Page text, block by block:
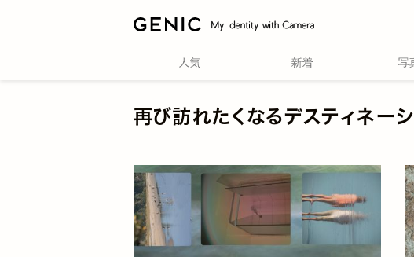
再び訪れたくなるデスティネー